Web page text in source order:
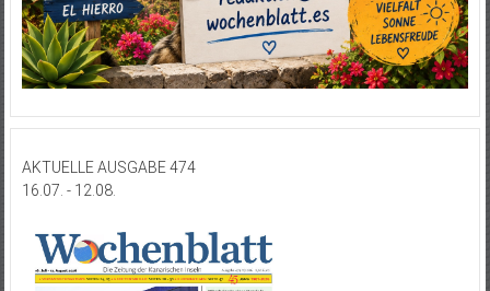
AKTUELLE AUSGABE 474
16.07. - 12.08.